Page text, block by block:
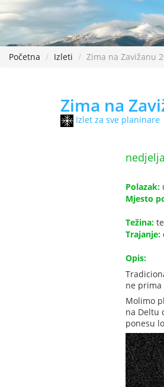
Početna Izleti Zima na Zavižanu
Zima na
Izlet za sve planinare
Polazak:
Mjesto
Težina:
Trajanje:
Opis:
ne prima
Molimo
na Deltu
ponesu